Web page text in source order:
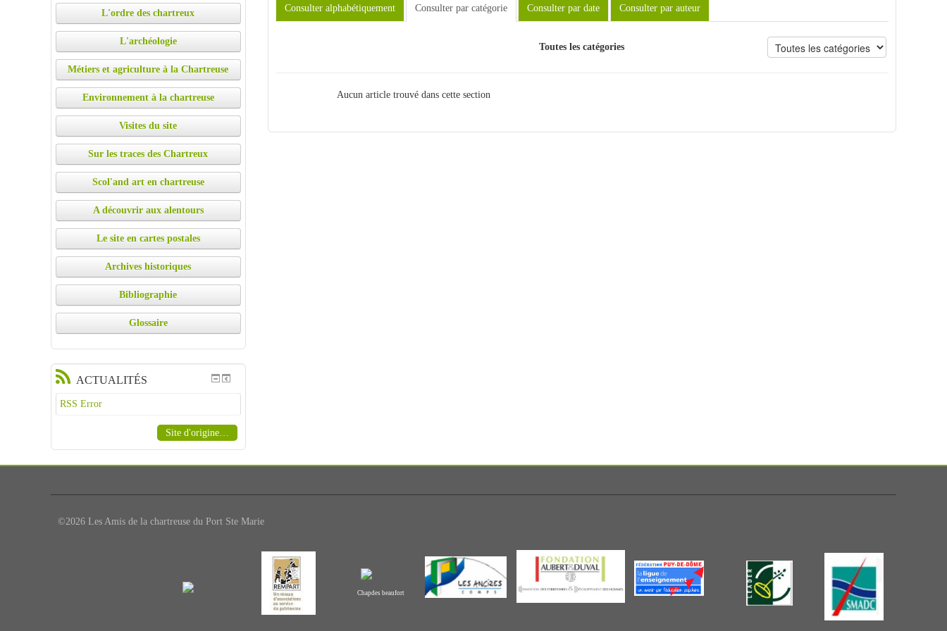
Consulter alphabétiquement Consulter par catégorie Consulter par date Consulter par auteur
Toutes les catégories
Aucun article trouvé dans cette section
L'ordre des chartreux
L'archéologie
Métiers et agriculture à la Chartreuse
Environnement à la chartreuse
Visites du site
Sur les traces des Chartreux
Scol'and art en chartreuse
A découvrir aux alentours
Le site en cartes postales
Archives historiques
Bibliographie
Glossaire
ACTUALITÉS
RSS Error
Site d'origine…
©2026 Les Amis de la chartreuse du Port Ste Marie
Chapdes beaufort